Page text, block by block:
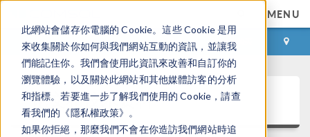
此網站會儲存你電腦的 Cookie。這些 Cookie 是用
來收集關於你如何與我們網站互動的資訊，並讓我
們能記住你。我們會使用此資訊來改善和自訂你的
瀏覽體驗，以及關於此網站和其他媒體訪客的分析
和指標。若要進一步了解我們使用的 Cookie，請查
看我們的《隱私權政策》。
如果你拒絕，那麼我們不會在你造訪我們網站時追
MENU
登录 咨询与购买
论文和技术资料